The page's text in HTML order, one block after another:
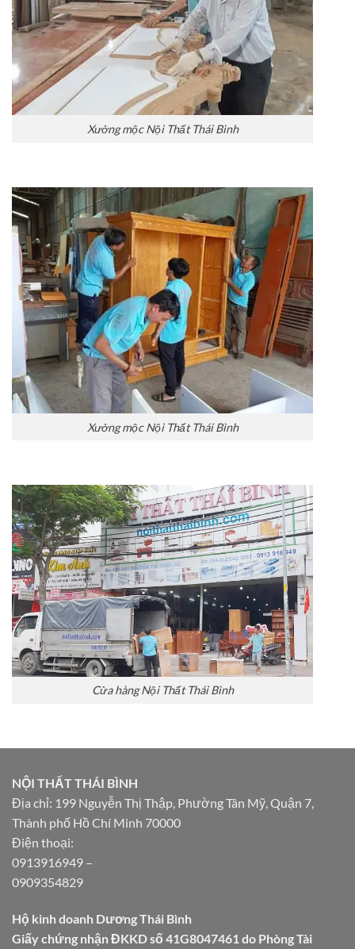
Xưởng mộc Nội Thất Thái Bình
Xưởng mộc Nội Thất Thái Bình
Cửa hàng Nội Thất Thái Bình
NỘI THẤT THÁI BÌNH
Địa chỉ: 199 Nguyễn Thị Thập, Phường Tân Mỹ, Quận 7,
Thành phố Hồ Chí Minh 70000
Điện thoại:
0913916949 –
0909354829
Hộ kinh doanh Dương Thái Bình
Giấy chứng nhận ĐKKD số 41G8047461 do Phòng Tài